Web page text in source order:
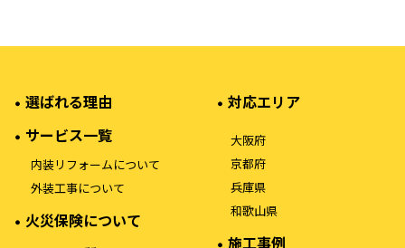
選ばれる理由
サービス一覧
内装リフォームについて
外装工事について
火災保険について
対応エリア
大阪府
京都府
兵庫県
和歌山県
施工事例